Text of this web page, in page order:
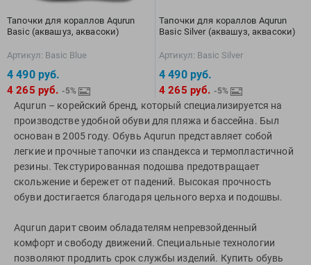
Тапочки для кораллов Aqurun
Basic (аквашуз, аквасоки)
Артикул: Basic Blue
4 490 руб.
4 265 руб. -5%
Тапочки для кораллов Aqurun
Basic Silver (аквашуз, аквасоки)
Артикул: Basic Silver
4 490 руб.
4 265 руб. -5%
Aqurun – корейский бренд, который специализируется на
производстве удобной обуви для пляжа и бассейна. Был
основан в 2005 году. Обувь Aqurun представляет собой
легкие и прочные тапочки из спандекса и термопластичной
резины. Текстурированная подошва предотвращает
скольжение и бережет от падений. Высокая прочность
обуви достигается благодаря цельного верха и подошвы.
Aqurun дарит своим обладателям непревзойденный
комфорт и свободу движений. Специальные технологии
позволяют продлить срок службы изделий. Купить обувь